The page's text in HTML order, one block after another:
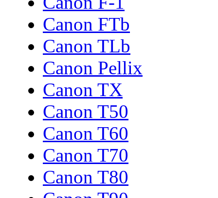
Canon FTb
Canon TLb
Canon Pellix
Canon TX
Canon T50
Canon T60
Canon T70
Canon T80